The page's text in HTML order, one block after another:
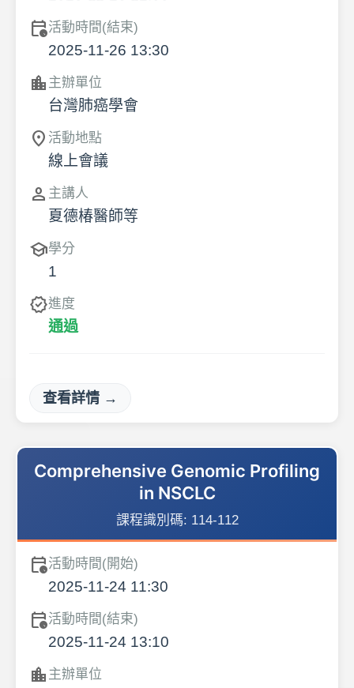
calendar_clock活動時間(結束)
2025-11-26 13:30
location_city 主辦單位
台灣肺癌學會
location_on 活動地點
線上會議
person 主講人
夏德椿醫師等
school學分
1
verified進度
通過
查看詳情 →
Comprehensive Genomic Profiling
in NSCLC
課程識別碼: 114-112
calendar_clock活動時間(開始)
2025-11-24 11:30
calendar_clock活動時間(結束)
2025-11-24 13:10
location_city 主辦單位